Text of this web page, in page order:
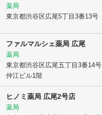
薬局
東京都渋谷区広尾5丁目3番13号
ファルマルシェ薬局 広尾
薬局
東京都渋谷区広尾五丁目3番14号
仲江ビル1階
ヒノミ薬局 広尾2号店
薬局